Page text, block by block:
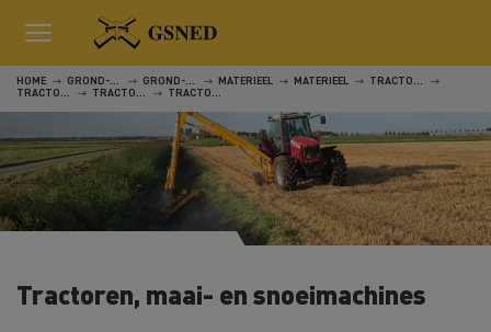
HOME GROND-, WEG- EN WATERWERKEN GROND-, WEG- EN WATERWERKEN MATERIEEL MATERIEEL
TRACTOREN, MAAI- EN SNOEIMACHINES
TRACTOREN, MAAI- EN SNOEIMACHINES
TRACTOREN, MAAI- EN SNOEIMACHINES TRACTOREN, MAAI- EN SNOEIMACHINES
Tractoren, maai- en snoeimachines